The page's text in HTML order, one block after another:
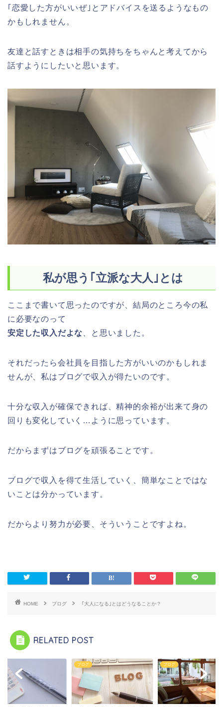
｢恋愛した方がいいぜ｣とアドバイスを送るようなもの
かもしれません。
友達と話すときは相手の気持ちをちゃんと考えてから
話すようにしたいと思います。
私が思う｢立派な大人｣とは
ここまで書いて思ったのですが、結局のところ今の私
に必要なのって
安定した収入だよな 、と思いました。
それだったら会社員を目指した方がいいのかもしれま
せんが、私はブログで収入が得たいのです。
十分な収入が確保できれば、精神的余裕が出来て身の
回りも変化していく…ように思っています。
だからまずはブログを頑張ることです。
ブログで収入を得て生活していく、簡単なことではな
いことは分かっています。
だからより努力が必要、そういうことですよね。
HOME ブログ ｢大人になる｣とはどうなることか？
RELATED POST
ブログ ブログ